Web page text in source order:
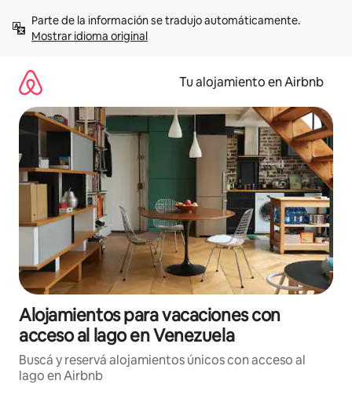
contenidoMostrar idioma original
Tu alojamiento en Airbnb
Alojamientos para vacaciones con
acceso al lago en Venezuela
Buscá y reservá alojamientos únicos con acceso al
lago en Airbnb